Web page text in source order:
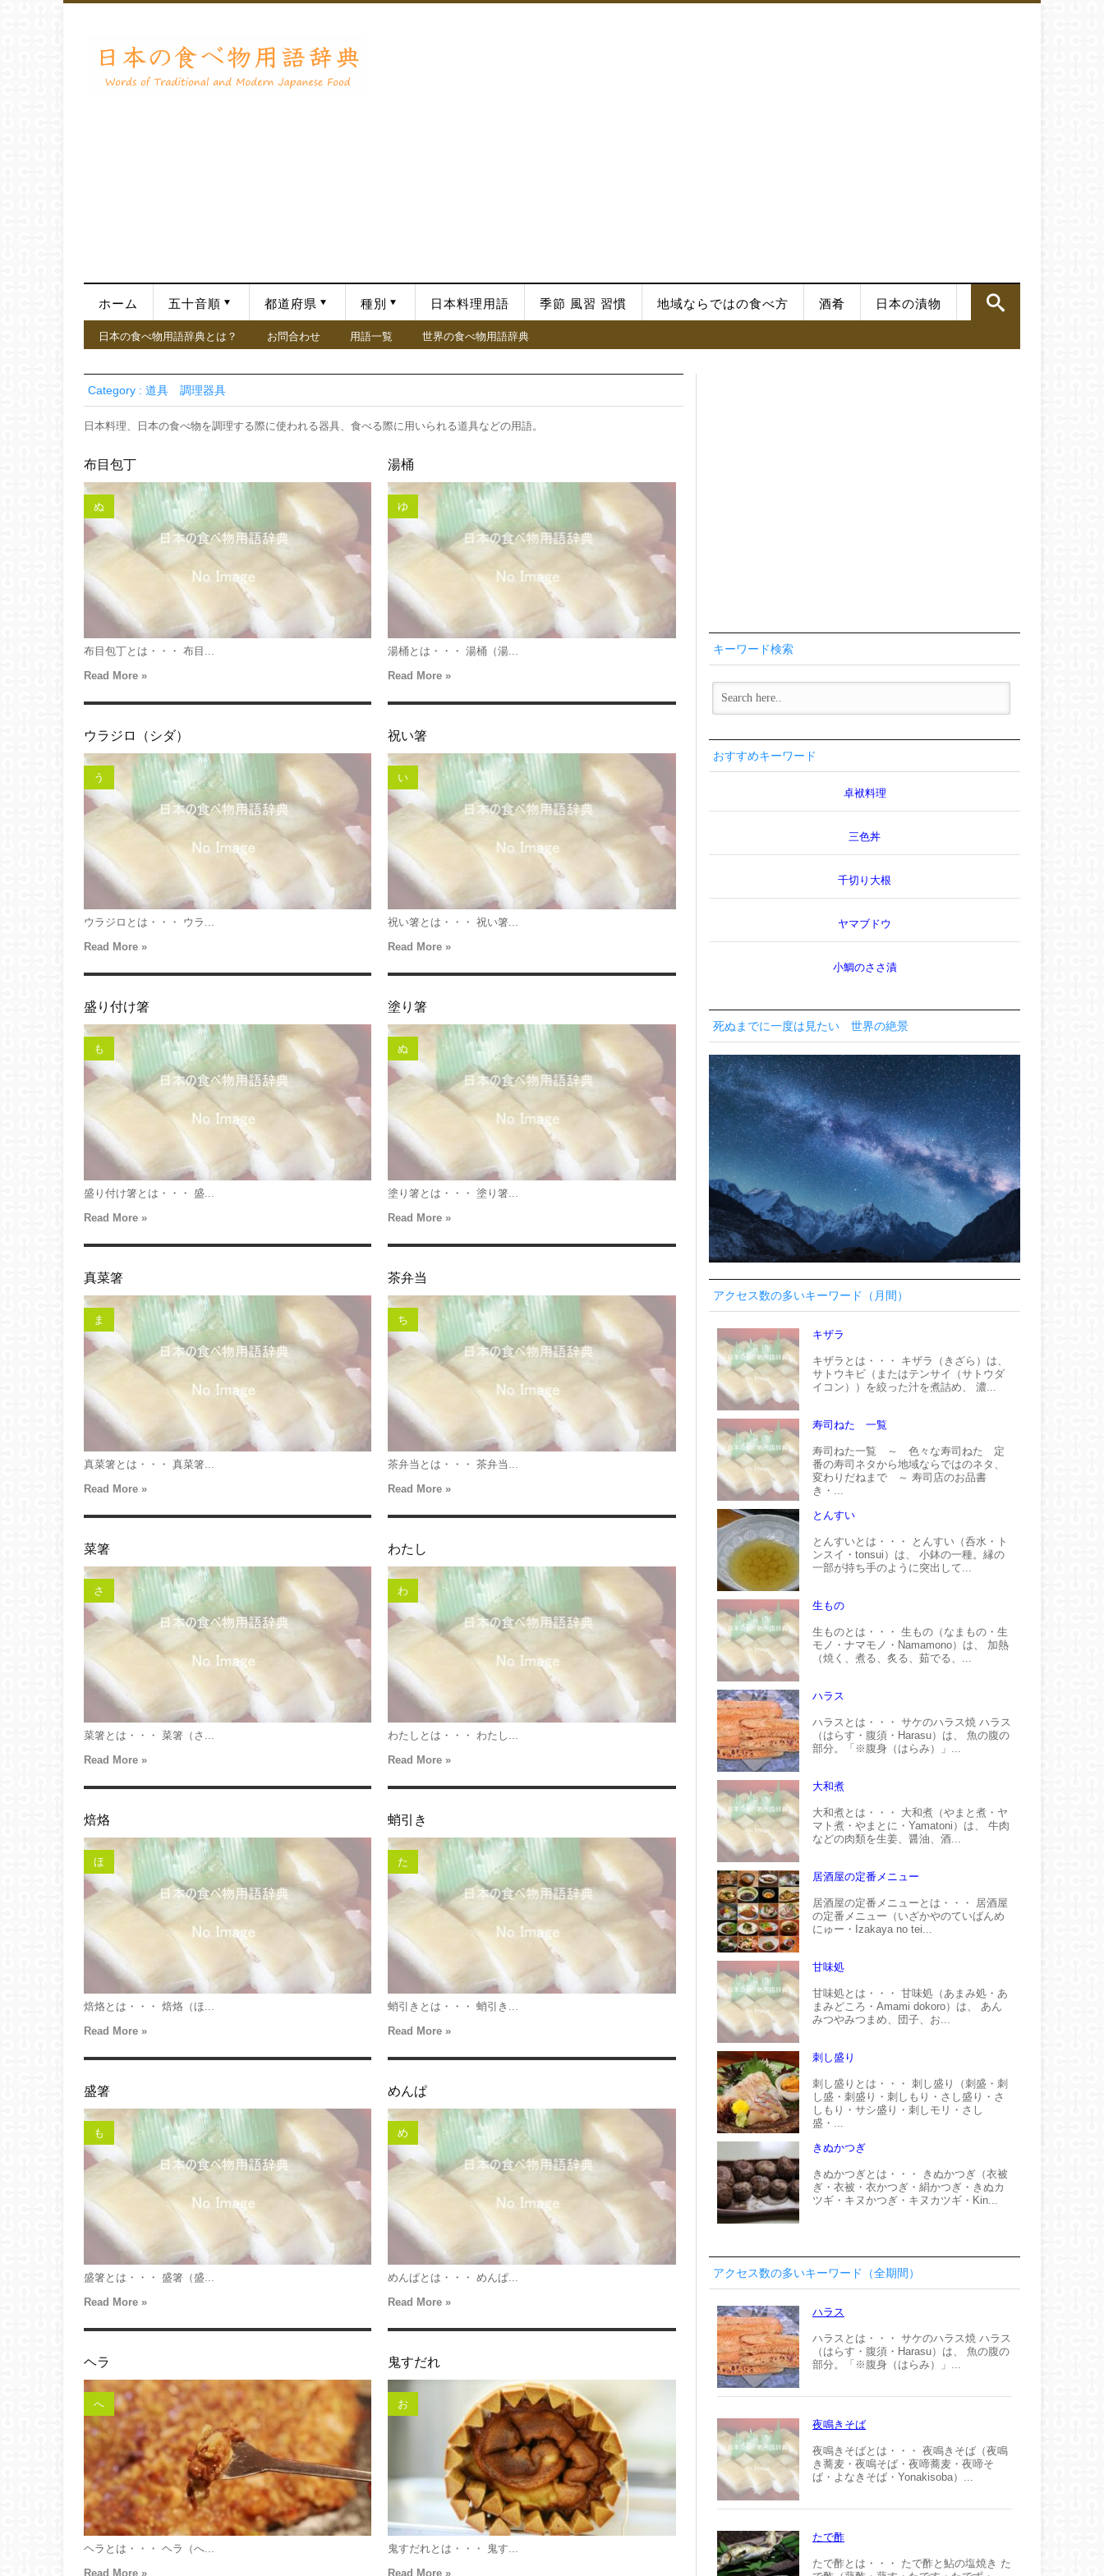
ホーム 五十音順 都道府県 種別 日本料理用語 季節 風習 習慣 地域ならではの食べ方 酒肴 日本の漬物
日本の食べ物用語辞典とは？ お問合わせ 用語一覧 世界の食べ物用語辞典
Category : 道具 調理器具
日本料理、日本の食べ物を調理する際に使われる器具、食べる際に用いられる道具などの用語。
布目包丁
ぬ
布目包丁とは・・・ 布目...
Read More »
湯桶
ゆ
湯桶とは・・・ 湯桶（湯...
Read More »
ウラジロ（シダ）
う
ウラジロとは・・・ ウラ...
Read More »
祝い箸
い
祝い箸とは・・・ 祝い箸...
Read More »
盛り付け箸
も
盛り付け箸とは・・・ 盛...
Read More »
塗り箸
ぬ
塗り箸とは・・・ 塗り箸...
Read More »
真菜箸
ま
真菜箸とは・・・ 真菜箸...
Read More »
茶弁当
ち
茶弁当とは・・・ 茶弁当...
Read More »
菜箸
さ
菜箸とは・・・ 菜箸（さ...
Read More »
わたし
わ
わたしとは・・・ わたし...
Read More »
焙烙
ほ
焙烙とは・・・ 焙烙（ほ...
Read More »
蛸引き
た
蛸引きとは・・・ 蛸引き...
Read More »
盛箸
も
盛箸とは・・・ 盛箸（盛...
Read More »
めんぱ
め
めんぱとは・・・ めんぱ...
Read More »
ヘラ
へ
ヘラとは・・・ ヘラ（へ...
Read More »
鬼すだれ
お
鬼すだれとは・・・ 鬼す...
Read More »
キーワード検索
おすすめキーワード
卓袱料理
三色丼
千切り大根
ヤマブドウ
小鯛のささ漬
死ぬまでに一度は見たい 世界の絶景
アクセス数の多いキーワード（月間）
キザラ
キザラとは・・・ キザラ（きざら）は、
サトウキビ（またはテンサイ（サトウダ
イコン））を絞った汁を煮詰め、 濃...
寿司ねた 一覧
寿司ねた一覧 ～ 色々な寿司ねた 定
番の寿司ネタから地域ならではのネタ、
変わりだねまで ～ 寿司店のお品書
き・...
とんすい
とんすいとは・・・ とんすい（呑水・ト
ンスイ・tonsui）は、 小鉢の一種。縁の
一部が持ち手のように突出して...
生もの
生ものとは・・・ 生もの（なまもの・生
モノ・ナマモノ・Namamono）は、 加熱
（焼く、煮る、炙る、茹でる、...
ハラス
ハラスとは・・・ サケのハラス焼 ハラス
（はらす・腹須・Harasu）は、 魚の腹の
部分。「※腹身（はらみ）」...
大和煮
大和煮とは・・・ 大和煮（やまと煮・ヤ
マト煮・やまとに・Yamatoni）は、 牛肉
などの肉類を生姜、醤油、酒...
居酒屋の定番メニュー
居酒屋の定番メニューとは・・・ 居酒屋
の定番メニュー（いざかやのていばんめ
にゅー・Izakaya no tei...
甘味処
甘味処とは・・・ 甘味処（あまみ処・あ
まみどころ・Amami dokoro）は、 あん
みつやみつまめ、団子、お...
刺し盛り
刺し盛りとは・・・ 刺し盛り（刺盛・刺
し盛・刺盛り・刺しもり・さし盛り・さ
しもり・サシ盛り・刺しモリ・さし
盛・...
きぬかつぎ
きぬかつぎとは・・・ きぬかつぎ（衣被
ぎ・衣被・衣かつぎ・絹かつぎ・きぬカ
ツギ・キヌかつぎ・キヌカツギ・Kin...
アクセス数の多いキーワード（全期間）
ハラス
ハラスとは・・・ サケのハラス焼 ハラス
（はらす・腹須・Harasu）は、 魚の腹の
部分。「※腹身（はらみ）」...
夜鳴きそば
夜鳴きそばとは・・・ 夜鳴きそば（夜鳴
き蕎麦・夜鳴そば・夜啼蕎麦・夜啼そ
ば・よなきそば・Yonakisoba）...
たで酢
たで酢とは・・・ たで酢と鮎の塩焼き た